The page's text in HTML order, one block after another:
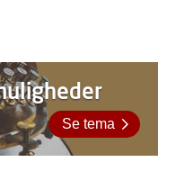
Se tema